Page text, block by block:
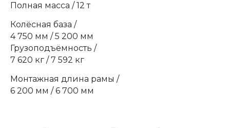
Полная масса / 12 т
Колёсная база /
4 750 мм / 5 200 мм
Грузоподъёмность /
7 620 кг / 7 592 кг
Монтажная длина рамы /
6 200 мм / 6 700 мм